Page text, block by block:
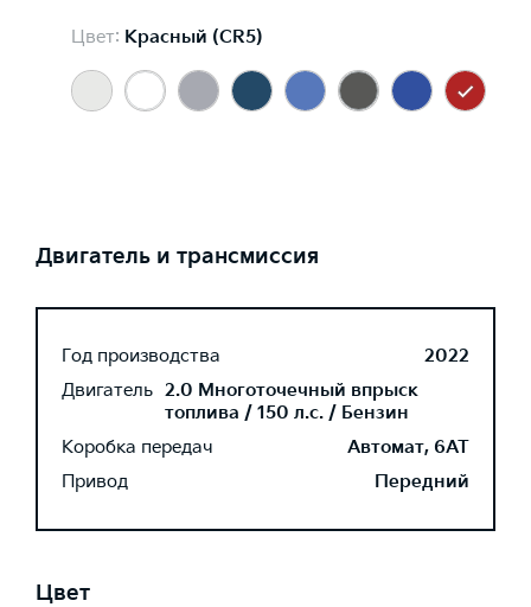
Цвет: Красный (CR5)
Двигатель и трансмиссия
Год производства
2022
Двигатель 2.0 Многоточечный впрыск
топлива / 150 л.с. / Бензин
Коробка передач
Автомат, 6AT
Привод
Передний
Цвет